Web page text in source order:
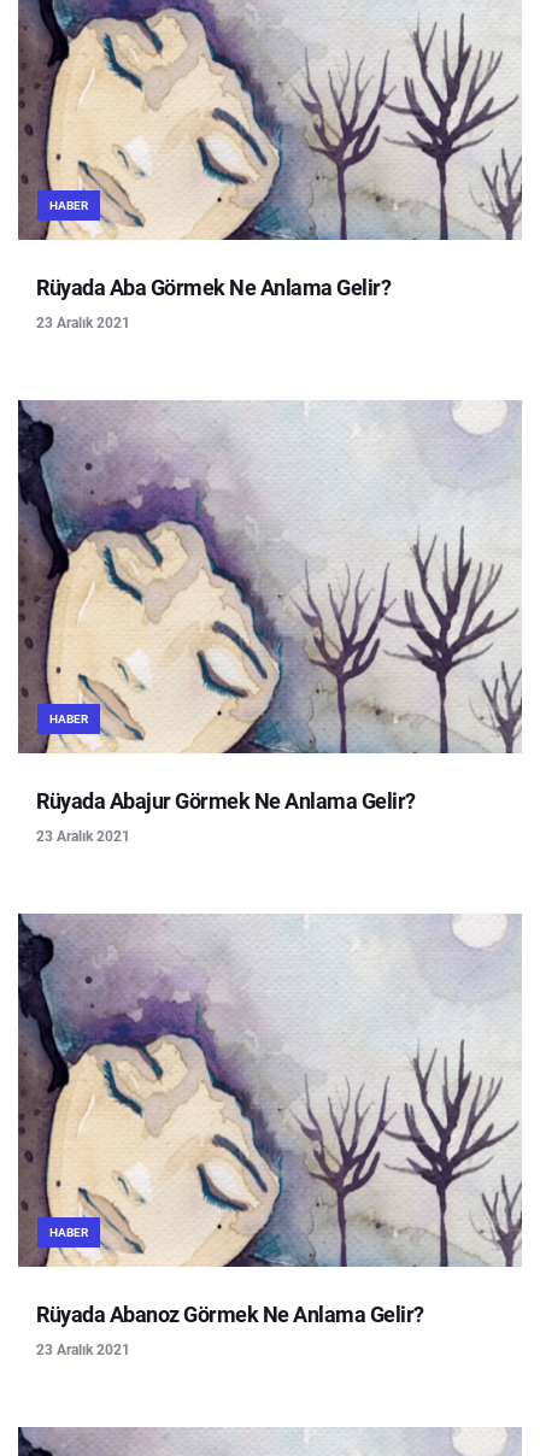
HABER
Rüyada Aba Görmek Ne Anlama Gelir?
23 Aralık 2021
HABER
Rüyada Abajur Görmek Ne Anlama Gelir?
23 Aralık 2021
HABER
Rüyada Abanoz Görmek Ne Anlama Gelir?
23 Aralık 2021